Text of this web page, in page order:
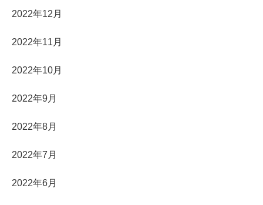
2022年12月
2022年11月
2022年10月
2022年9月
2022年8月
2022年7月
2022年6月